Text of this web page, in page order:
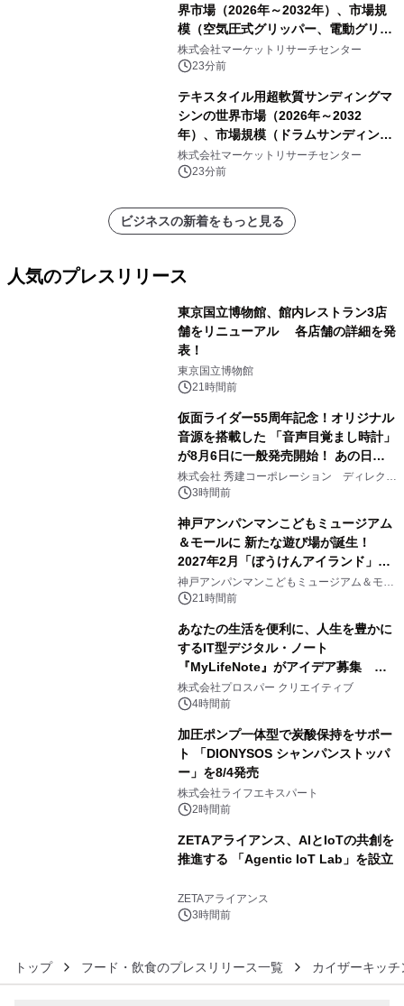
界市場（2026年～2032年）、市場規
模（空気圧式グリッパー、電動グリッ
パー）・分析レポートを発表
株式会社マーケットリサーチセンター
23分前
テキスタイル用超軟質サンディングマ
シンの世界市場（2026年～2032
年）、市場規模（ドラムサンディング
マシン、ジェットサンディングマシ
ン、ローラーサンディングマシン、そ
株式会社マーケットリサーチセンター
23分前
ビジネスの新着をもっと見る
人気のプレスリリース
東京国立博物館、館内レストラン3店
舗をリニューアル 各店舗の詳細を発
表！
東京国立博物館
21時間前
仮面ライダー55周年記念！オリジナル
音源を搭載した 「音声目覚まし時計」
が8月6日に一般発売開始！ あの日の
大興奮が今甦る
株式会社 秀建コーポレーション ディレクト
アートギャラリー
3時間前
神戸アンパンマンこどもミュージアム
＆モールに 新たな遊び場が誕生！
2027年2月「ぼうけんアイランド」が
オープン
神戸アンパンマンこどもミュージアム＆モー
ル 21時間前
あなたの生活を便利に、人生を豊かに
するIT型デジタル・ノート
『MyLifeNote』がアイデア募集 優
秀賞100名に1年間無償試用
株式会社プロスパー クリエイティブ
4時間前
加圧ポンプ一体型で炭酸保持をサポー
ト 「DIONYSOS シャンパンストッパ
ー」を8/4発売
株式会社ライフエキスパート
2時間前
ZETAアライアンス、AIとIoTの共創を
推進する 「Agentic IoT Lab」を設立
ZETAアライアンス
3時間前
トップ フード・飲食のプレスリリース一覧 カイザーキッ